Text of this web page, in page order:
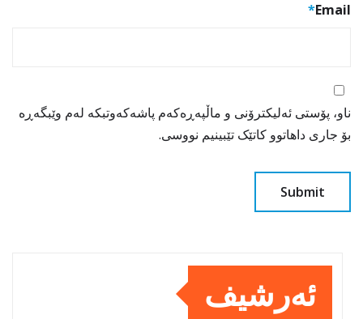
Email
*
ناو، پۆستی ئەلیکترۆنی و ماڵپەڕەکەم پاشەکەوتبکە لەم وێبگەڕە
بۆ جاری داهاتوو کاتێک تێبینیم نووسی.
ئەرشیف